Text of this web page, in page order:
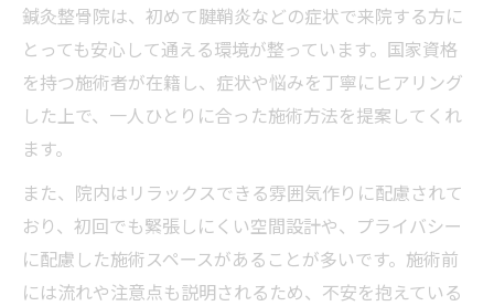
鍼灸整骨院は、初めて腱鞘炎などの症状で来院する方に
とっても安心して通える環境が整っています。国家資格
を持つ施術者が在籍し、症状や悩みを丁寧にヒアリング
した上で、一人ひとりに合った施術方法を提案してくれ
ます。
また、院内はリラックスできる雰囲気作りに配慮されて
おり、初回でも緊張しにくい空間設計や、プライバシー
に配慮した施術スペースがあることが多いです。施術前
には流れや注意点も説明されるため、不安を抱えている